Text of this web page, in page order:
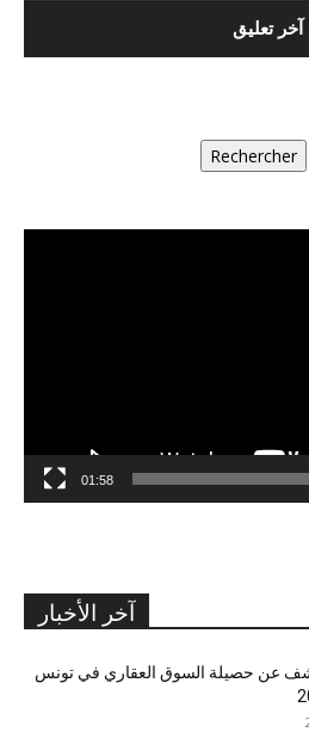
Rechercher
01:58
آخر الأخبار
عن حصيلة السوق العقاري في تونس